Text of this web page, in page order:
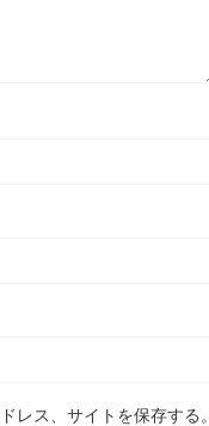
レス、サイトを保存する。